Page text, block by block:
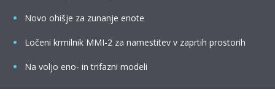
Novo ohišje za zunanje enote
Ločeni krmilnik MMI-2 za namestitev v zaprtih prostorih
Na voljo eno- in trifazni modeli